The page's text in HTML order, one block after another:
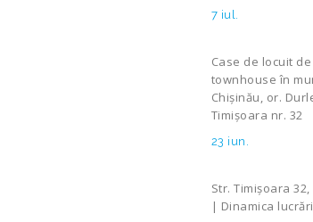
7 iul.
Case de locuit
townhouse în
Chișinău, or.
Timișoara nr. 32
23 iun.
Str. Timișoara 32,
| Dinamica